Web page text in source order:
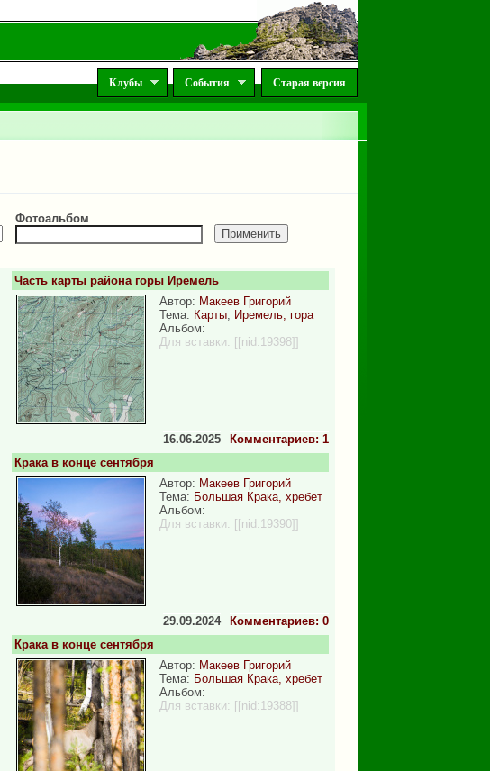
Клубы События Старая версия
Фотоальбом
Часть карты района горы Иремель
Автор: Макеев Григорий
Тема: Карты; Иремель, гора
Альбом:
Для вставки: [[nid:19398]]
Комментариев: 1
16.06.2025
Крака в конце сентября
Автор: Макеев Григорий
Тема: Большая Крака, хребет
Альбом:
Для вставки: [[nid:19390]]
Комментариев: 0
29.09.2024
Крака в конце сентября
Автор: Макеев Григорий
Тема: Большая Крака, хребет
Альбом:
Для вставки: [[nid:19388]]